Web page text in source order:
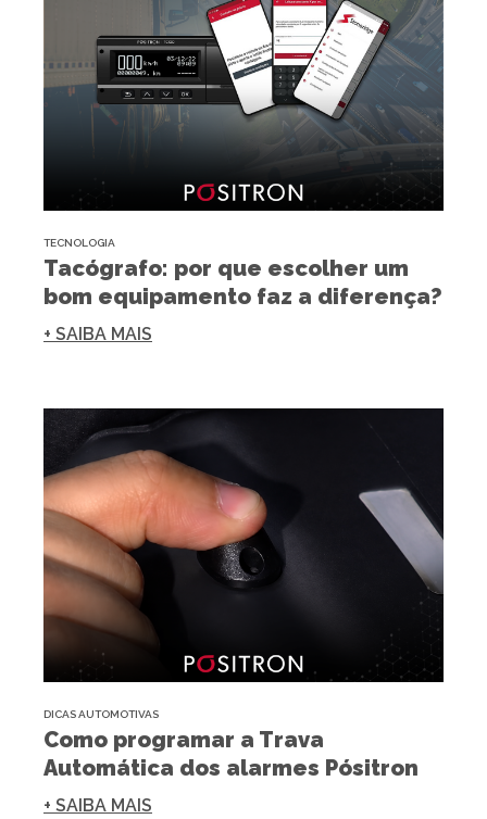
TECNOLOGIA
Tacógrafo: por que escolher um
bom equipamento faz a diferença?
+ SAIBA MAIS
DICAS AUTOMOTIVAS
Como programar a Trava
Automática dos alarmes Pósitron
+ SAIBA MAIS